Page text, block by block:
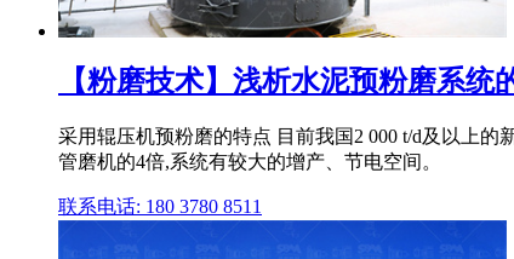
【粉磨技术】浅析水泥预粉磨系统
采用辊压机预粉磨的特点 目前我国2 000 t/d及以上
管磨机的4倍,系统有较大的增产、节电空间。
联系电话: 180 3780 8511